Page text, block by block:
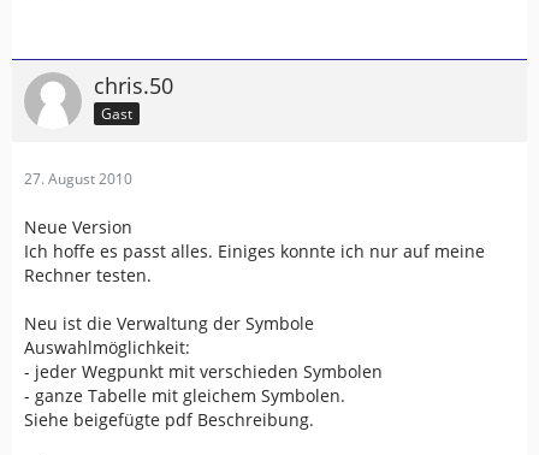
chris.50
Gast
27. August 2010
Neue Version
Ich hoffe es passt alles. Einiges konnte ich nur auf meine
Rechner testen.
Neu ist die Verwaltung der Symbole
Auswahlmöglichkeit:
- jeder Wegpunkt mit verschieden Symbolen
- ganze Tabelle mit gleichem Symbolen.
Siehe beigefügte pdf Beschreibung.